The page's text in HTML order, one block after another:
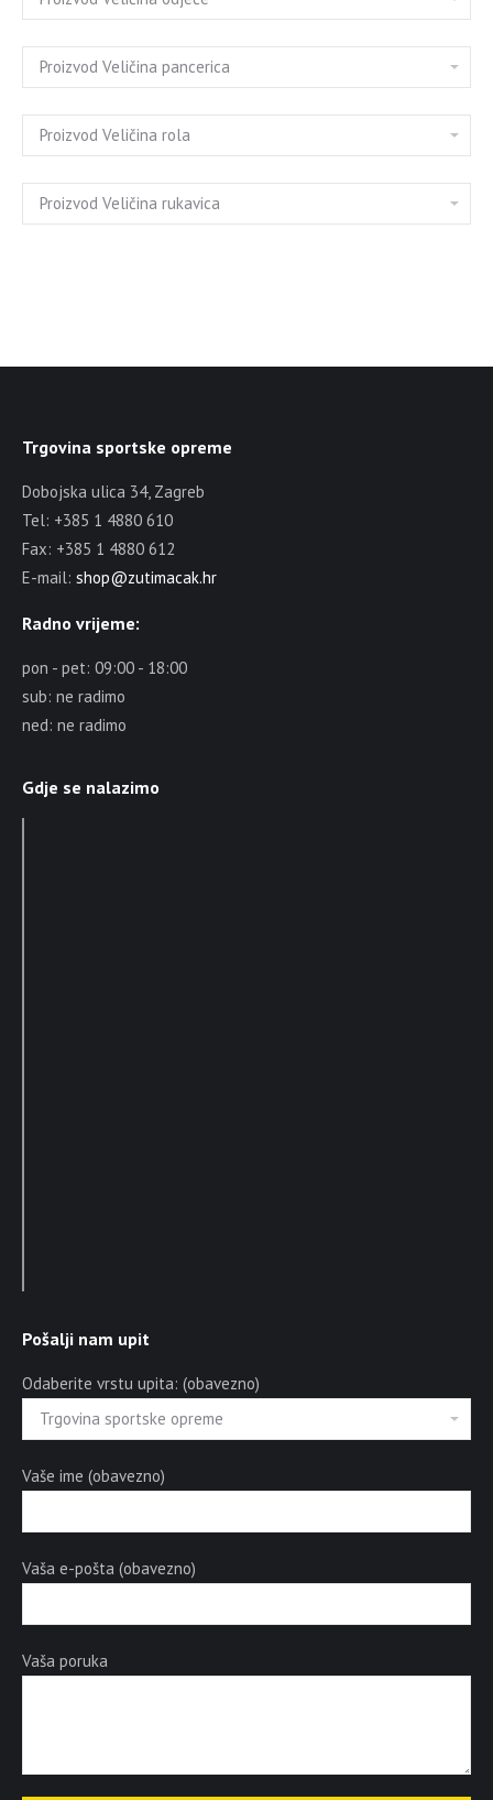
Trgovina sportske opreme
Dobojska ulica 34, Zagreb
Tel: +385 1 4880 610
Fax: +385 1 4880 612
E-mail: shop@zutimacak.hr
Radno vrijeme:
pon - pet: 09:00 - 18:00
sub: ne radimo
ned: ne radimo
Gdje se nalazimo
Pošalji nam upit
Odaberite vrstu upita: (obavezno)
Vaše ime (obavezno)
Vaša e-pošta (obavezno)
Vaša poruka